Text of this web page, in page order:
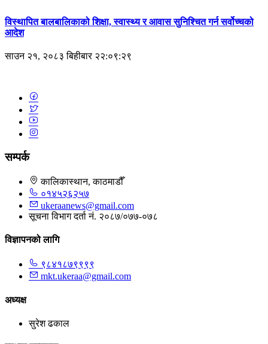
विस्थापित बालबालिकाको शिक्षा, स्वास्थ्य र आवास सुनिश्चित गर्न सर्वोच्चको
आदेश
साउन २१, २०८३ बिहीबार २२:०९:२९
सम्पर्क
कालिकास्थान, काठमाडौँ
०१४५२६२५७
ukeraanews@gmail.com
सूचना विभाग दर्ता नं. २०८७/०७७-०७८
विज्ञापनको लागि
९८४१८७९९९९
mkt.ukeraa@gmail.com
अध्यक्ष
सुरेश ढकाल